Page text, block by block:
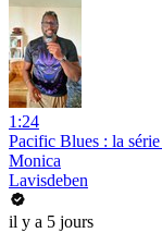
1:24
Pacific Blues : la
Monica
Lavisdeben
il y a 5 jours